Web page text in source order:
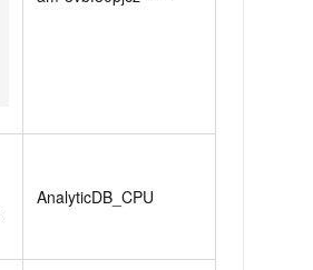
AnalyticDB_CPU